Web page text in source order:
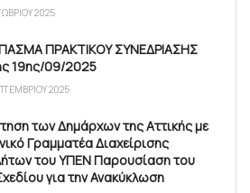
2025
ΠΡΑΚΤΙΚΟΥ ΣΥΝΕΔΡΙΑΣΗΣ
19ης/09/2025
2025
των Δημάρχων της Αττικής με
Γραμματέα Διαχείρισης
του ΥΠΕΝ Παρουσίαση του
για την Ανακύκλωση